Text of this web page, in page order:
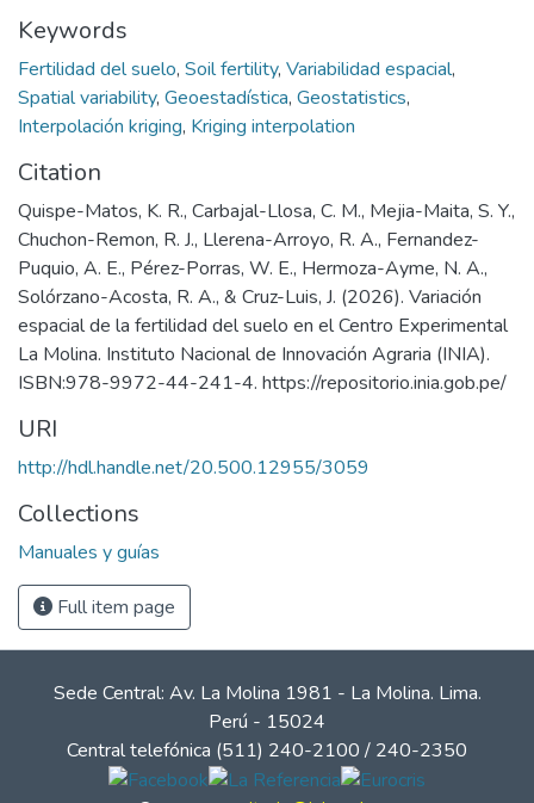
Keywords
Fertilidad del suelo, Soil fertility, Variabilidad espacial,
Spatial variability, Geoestadística, Geostatistics,
Interpolación kriging, Kriging interpolation
Citation
Quispe-Matos, K. R., Carbajal-Llosa, C. M., Mejia-Maita, S. Y.,
Chuchon-Remon, R. J., Llerena-Arroyo, R. A., Fernandez-
Puquio, A. E., Pérez-Porras, W. E., Hermoza-Ayme, N. A.,
Solórzano-Acosta, R. A., & Cruz-Luis, J. (2026). Variación
espacial de la fertilidad del suelo en el Centro Experimental
La Molina. Instituto Nacional de Innovación Agraria (INIA).
ISBN:978-9972-44-241-4. https://repositorio.inia.gob.pe/
URI
http://hdl.handle.net/20.500.12955/3059
Collections
Manuales y guías
Full item page
Sede Central: Av. La Molina 1981 - La Molina. Lima.
Perú - 15024
Central telefónica (511) 240-2100 / 240-2350